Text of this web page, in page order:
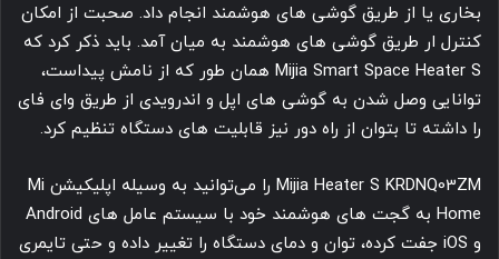
بخاری یا از طریق گوشی های هوشمند انجام داد. صحبت از امکان
کنترل ار طریق گوشی های هوشمند به میان آمد. باید ذکر کرد که
Mijia Smart Space Heater S همان طور که از نامش پیداست،
توانایی وصل شدن به گوشی های اپل و اندرویدی از طریق وای فای
را داشته تا بتوان از راه دور نیز قابلیت های دستگاه تنظیم کرد.
Mijia Heater S KRDNQ03ZM را می‌توانید به وسیله اپلیکیشن Mi
Home به گجت های هوشمند خود با سیستم عامل های Android
و iOS جفت کرده، توان و دمای دستگاه را تغییر داده و حتی تایمری